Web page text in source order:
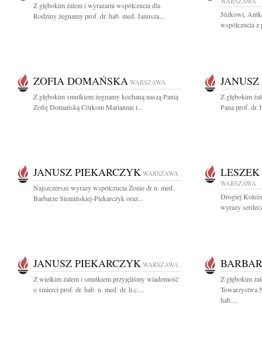
Z głębokim żalem i wyrazami współczucia dla
Rodziny żegnamy prof. dr. hab. med. Janusza...
Józkowi,
współczucia
ZOFIA DOMAŃSKA WARSZAWA
Z głębokim smutkiem żegnamy kochaną naszą Panią
Zofię Domańską Córkom Mariannie i...
Z głębokim
Pana prof. dr.
JANUSZ PIEKARCZYK WARSZAWA
Najszczersze wyrazy współczucia Żonie dr n. med.
Barbarze Siemińskiej-Piekarczyk oraz...
WARSZAWA
Drogiej
wyrazy
JANUSZ PIEKARCZYK WARSZAWA
Z wielkim żalem i smutkiem przyjęliśmy wiadomość
o śmierci prof. dr. hab. n. med. dr. h.c....
Z głębokim
Towarzystwa
hab....